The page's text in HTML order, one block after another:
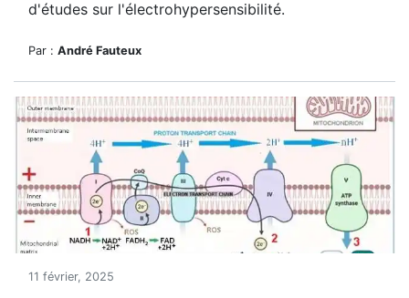
d'études sur l'électrohypersensibilité.
Par : André Fauteux
11 février, 2025